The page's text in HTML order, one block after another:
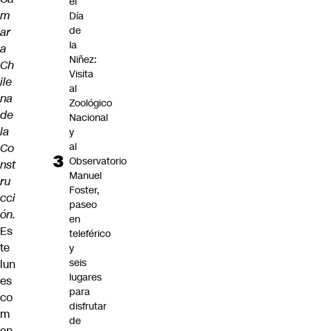
m
ar
a
Ch
ile
na
de
la
Co
nst
ru
cci
ón.
Es
te
lun
es
co
m
Día
de
la
Niñez:
Visita
al
Zoológico
Nacional
y
al
Observatorio
Manuel
Foster,
paseo
en
teleférico
y
seis
lugares
para
disfrutar
de